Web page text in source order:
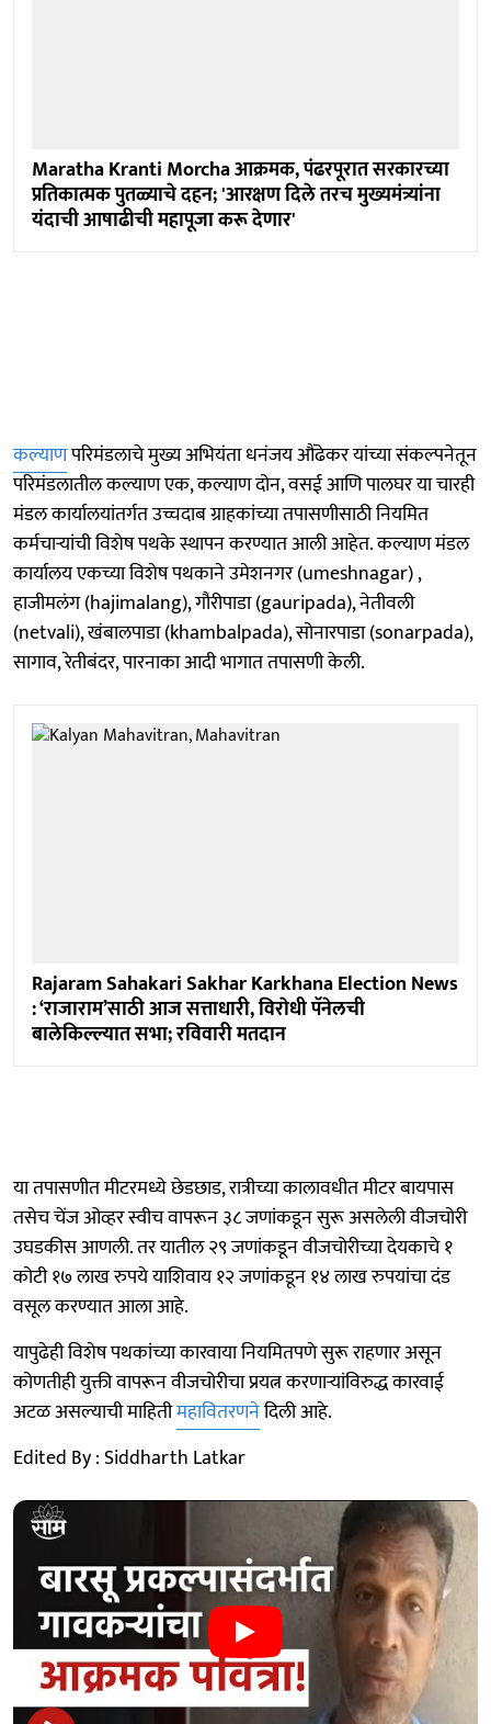
Maratha Kranti Morcha आक्रमक, पंढरपूरात सरकारच्या
प्रतिकात्मक पुतळ्याचे दहन; 'आरक्षण दिले तरच मुख्यमंत्र्यांना
यंदाची आषाढीची महापूजा करू देणार'
कल्याणपरिमंडलाचे मुख्य अभियंता धनंजय औंढेकर यांच्या संकल्पनेतून
परिमंडलातील कल्याण एक, कल्याण दोन, वसई आणि पालघर या चारही
मंडल कार्यालयांतर्गत उच्चदाब ग्राहकांच्या तपासणीसाठी नियमित
कर्मचाऱ्यांची विशेष पथके स्थापन करण्यात आली आहेत. कल्याण मंडल
कार्यालय एकच्या विशेष पथकाने उमेशनगर (umeshnagar) ,
हाजीमलंग (hajimalang), गौरीपाडा (gauripada), नेतीवली
(netvali), खंबालपाडा (khambalpada), सोनारपाडा (sonarpada),
सागाव, रेतीबंदर, पारनाका आदी भागात तपासणी केली.
Rajaram Sahakari Sakhar Karkhana Election News
: ‘राजाराम’साठी आज सत्ताधारी, विराेधी पॅनेलची
बालेकिल्ल्यात सभा; रविवारी मतदान
या तपासणीत मीटरमध्ये छेडछाड, रात्रीच्या कालावधीत मीटर बायपास
तसेच चेंज ओव्हर स्वीच वापरून ३८ जणांकडून सुरू असलेली वीजचोरी
उघडकीस आणली. तर यातील २९ जणांकडून वीजचोरीच्या देयकाचे १
कोटी १७ लाख रुपये याशिवाय १२ जणांकडून १४ लाख रुपयांचा दंड
वसूल करण्यात आला आहे.
यापुढेही विशेष पथकांच्या कारवाया नियमितपणे सुरू राहणार असून
कोणतीही युक्ती वापरून वीजचोरीचा प्रयत्न करणाऱ्यांविरुद्ध कारवाई
अटळ असल्याची माहितीमहावितरणनेदिली आहे.
Edited By : Siddharth Latkar